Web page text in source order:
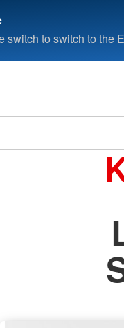
switch to switch to the